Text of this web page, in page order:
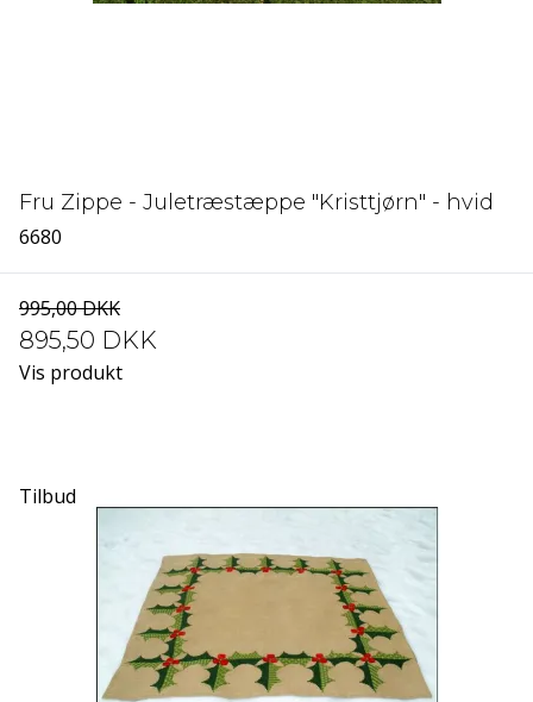
Fru Zippe - Juletræstæppe "Kristtjørn" - hvid
6680
995,00 DKK
895,50 DKK
Vis produkt
Tilbud